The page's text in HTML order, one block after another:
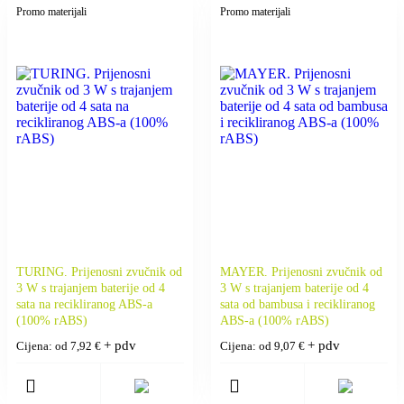
Promo materijali
TURING. Prijenosni zvučnik od
3 W s trajanjem baterije od 4
sata na recikliranog ABS-a
(100% rABS)
Cijena: od 7,92 € + pdv
Promo materijali
MAYER. Prijenosni zvučnik od
3 W s trajanjem baterije od 4
sata od bambusa i recikliranog
ABS-a (100% rABS)
Cijena: od 9,07 € + pdv